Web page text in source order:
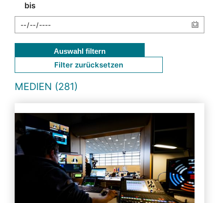
bis
Auswahl filtern
Filter zurücksetzen
MEDIEN (281)